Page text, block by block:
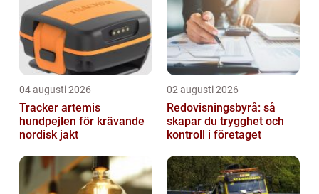
04 augusti 2026
Tracker artemis
hundpejlen för krävande
nordisk jakt
02 augusti 2026
Redovisningsbyrå: så
skapar du trygghet och
kontroll i företaget